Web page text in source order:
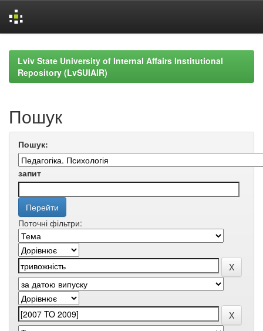
navigationLviv State University of Internal Affairs Institutional
Repository (LvSUIAIR)
Пошук
Пошук:
запит
Поточні фільтри: